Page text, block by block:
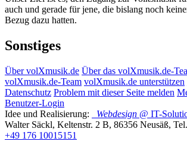
auch und gerade für jene, die bislang noch
Bezug dazu hatten.
Sonstiges
Über volXmusik.de Über das volXmusik.de-
volXmusik.de-Team volXmusik.de unterstützen
Datenschutz Problem mit dieser Seite melden
Benutzer-Login
Idee und Realisierung:
Webdesign @ IT-
Walter Säckl, Keltenstr. 2 B, 86356 Neusäß, Tel.
+49 176 10015151